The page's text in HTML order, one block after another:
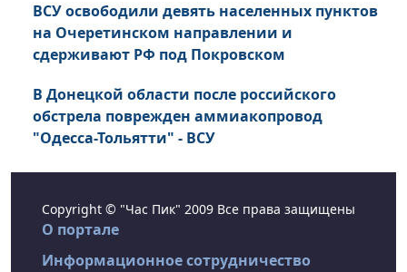
ВСУ освободили девять населенных пунктов
на Очеретинском направлении и
сдерживают РФ под Покровском
В Донецкой области после российского
обстрела поврежден аммиакопровод
"Одесса-Тольятти" - ВСУ
Copyright © "Час Пик" 2009 Все права защищены
О портале
Информационное сотрудничество